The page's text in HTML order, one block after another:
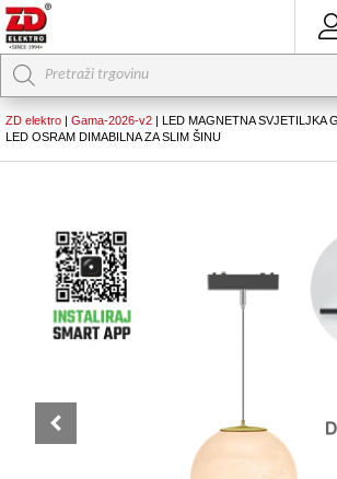
Products
search
ZD elektro | Gama-2026-v2 | LED MAGNETNA SVJETILJKA
LED OSRAM DIMABILNA ZA SLIM ŠINU